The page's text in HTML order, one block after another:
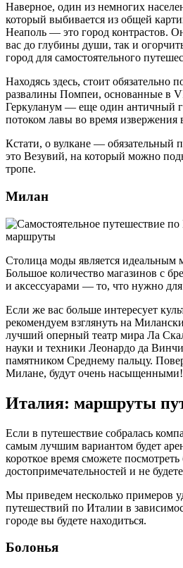
Наверное, один из немногих
который выбивается из общей
Неаполь — это город контрастов.
вас до глубины души, так и
город для самостоятельного
Находясь здесь, стоит обязательно
развалины Помпеи, основанные в
Геркуланум — еще один античный
потоком лавы во время извержения
Кстати, о вулкане — обязательный
это Везувий, на который можно
тропе.
Милан
Столица моды является идеальным
Большое количество магазинов с
и аксессуарами — то, что нужно
Если же вас больше интересует
рекомендуем взглянуть на
лучший оперный театр мира Ла
науки и техники Леонардо да
памятником Среднему пальцу.
Милане, будут очень насыщенными!
Италия: маршруты
Если в путешествие собралась
самым лучшим вариантом будет
короткое время сможете
достопримечательностей и не
Мы приведем несколько примеров
путешествий по Италии в
городе вы будете находиться.
Болонья